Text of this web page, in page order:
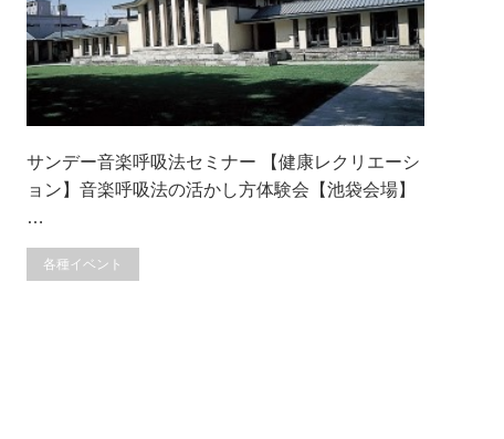
サンデー音楽呼吸法セミナー 【健康レクリエーシ
ョン】音楽呼吸法の活かし方体験会【池袋会場】
…
各種イベント